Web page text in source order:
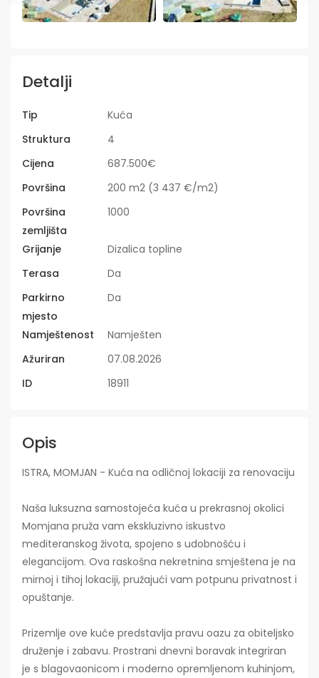
Detalji
Tip
Kuća
Struktura
4
Cijena
687.500€
Površina
200 m2 (3 437 €/m2)
Površina
zemljišta
1000
Grijanje
Dizalica topline
Terasa
Da
Parkirno
mjesto
Da
Namještenost
Namješten
Ažuriran
07.08.2026
ID
18911
Opis
ISTRA, MOMJAN - Kuća na odličnoj lokaciji za renovaciju
Naša luksuzna samostojeća kuća u prekrasnoj okolici
Momjana pruža vam ekskluzivno iskustvo
mediteranskog života, spojeno s udobnošću i
elegancijom. Ova raskošna nekretnina smještena je na
mirnoj i tihoj lokaciji, pružajući vam potpunu privatnost i
opuštanje.
Prizemlje ove kuće predstavlja pravu oazu za obiteljsko
druženje i zabavu. Prostrani dnevni boravak integriran
je s blagovaonicom i moderno opremljenom kuhinjom,